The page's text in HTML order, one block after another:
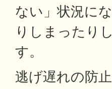
ない」状況に
りしまったり
す。
逃げ遅れの防